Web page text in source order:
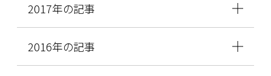
2017年の記事
2016年の記事